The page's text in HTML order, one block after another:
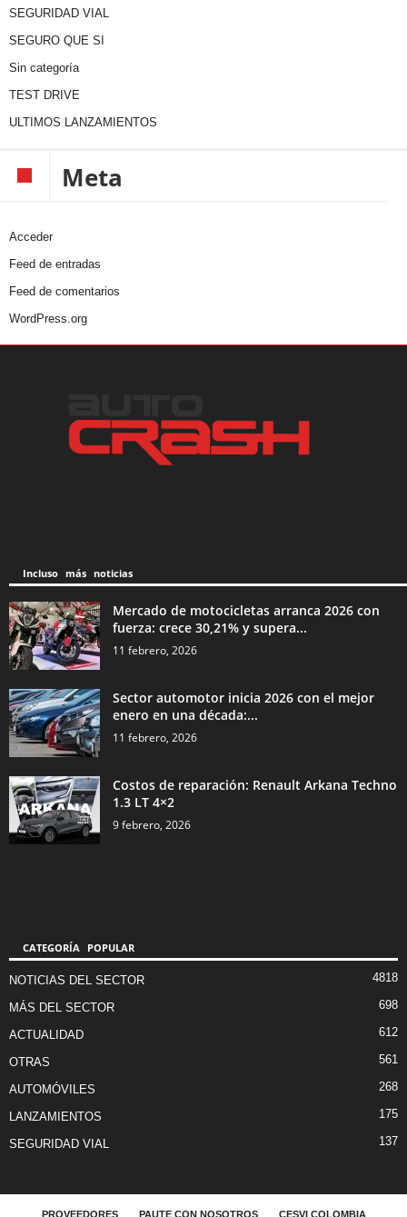
SEGURIDAD VIAL
SEGURO QUE SI
Sin categoría
TEST DRIVE
ULTIMOS LANZAMIENTOS
Meta
Acceder
Feed de entradas
Feed de comentarios
WordPress.org
Incluso más noticias
Mercado de motocicletas arranca 2026 con
fuerza: crece 30,21% y supera...
11 febrero, 2026
Sector automotor inicia 2026 con el mejor
enero en una década:...
11 febrero, 2026
Costos de reparación: Renault Arkana Techno
1.3 LT 4×2
9 febrero, 2026
CATEGORÍA POPULAR
NOTICIAS DEL SECTOR 4818
MÁS DEL SECTOR 698
ACTUALIDAD 612
OTRAS 561
AUTOMÓVILES 268
LANZAMIENTOS 175
SEGURIDAD VIAL 137
PROVEEDORES PAUTE CON NOSOTROS CESVI COLOMBIA